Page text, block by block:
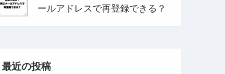
ールアドレスで再登録できる？
最近の投稿